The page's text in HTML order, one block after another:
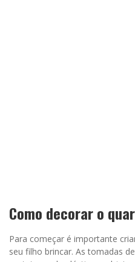
Como decorar o
Para começar é importante
seu filho brincar. As tomadas